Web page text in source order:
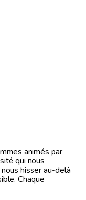
animés par
qui nous
hisser au-delà
Chaque